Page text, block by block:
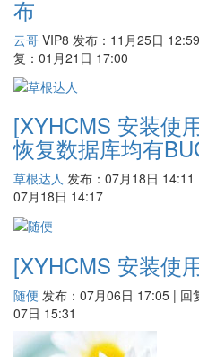
布
云哥 VIP8 发布：11月25日
复：01月21日 17:00
[XYHCMS 安装使
恢复数据库均有
草根达人 发布：07月18日 14:11
07月18日 14:17
[XYHCMS 安装使
随便 发布：07月06日 17:05 | 回
07日 15:31